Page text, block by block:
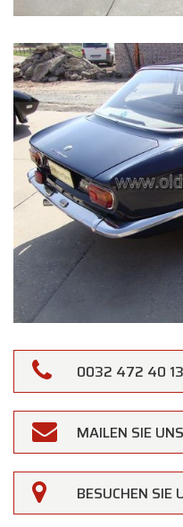
0032 472 40
MAILEN SIE UNS
BESUCHEN SIE
Oldtimerfarm
Liebe Kundinnen und